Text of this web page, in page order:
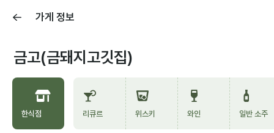
가게 정보
금고(금돼지고깃집)
한식점 리큐르 위스키 와인 일반 소주